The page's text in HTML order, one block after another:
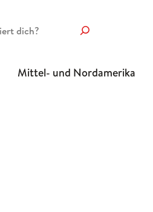
Mittel- und Nordamerika